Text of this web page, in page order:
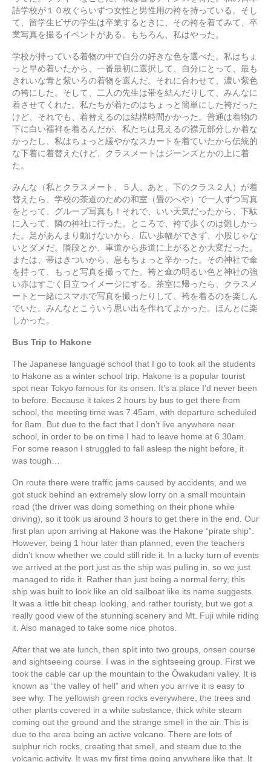
語学校が１０枚ぐらいずつ女性と男性用の袴を持っている。そし
て、留学生ビザの学生は卒業するときに、その袴を着てみて、卒
業写真を撮るイベントがある。もちろん、私はやった。
学校が持っている着物の中で自分の好きな色を選べた。私はちょ
っと早め着いたから、一番最初に選択して、自分にとって、最も
きれいな青と紫いろの着物を選んだ。それに合わせて、濃い紫色
の袴にした。そして、二人の先生は帯を結んだりして、みんなに
着させてくれた。私たちが着たのはちょっと簡単にした袴だった
けど、それでも、着替えるのは結構時間かかった。普通は着物の
下に白い襦袢を着るんだが、私たちは見えるの襟元部分しか着な
かったし、私はちょっと緩やかなスカートを着ていたから伝統的
な下着に着替えたけど、クラスメートはジーンズとかの上に着
た。
みんな（私とクラスメート、５人、あと、下のクラス２人）が着
替えたら、学校の茶道のための和室（畳のへや）で一人ずつ写真
をとって、グループ写真も！それで、いい天気だったから、下駄
に入って、隣の神社に行った。ところで、袴で歩くのは難しかっ
た。足があんまり動けないから、広い歩幅ができず、小股じゃな
いとダメだ。階段とか、車道から歩道に上がるとか大変だった。
または、帯はきついから、息もちょっと辛かった。その神社で傘
を持って、もっと写真を撮ってた。袴と傘の明るい色と神社の強
い赤はすごく目立つイメージにする。茶室に帰ったら、クラスメ
ートと一緒にスマホで写真を撮ったりして、袴を着るのを楽しん
でいた。みんなとこういう思い出を作れてよかった。ほんとに楽
しかった。
Bus Trip to Hakone
The Japanese language school that I go to took all the students
to Hakone as a winter school trip. Hakone is a popular tourist
spot near Tokyo famous for its onsen. It’s a place I’d never been
to before. Because it takes 2 hours by bus to get there from
school, the meeting time was 7.45am, with departure scheduled
for 8am. But due to the fact that I don’t live anywhere near
school, in order to be on time I had to leave home at 6.30am.
For some reason I struggled to fall asleep the night before, it
was tough…
On route there were traffic jams caused by accidents, and we
got stuck behind an extremely slow lorry on a small mountain
road (the driver was doing something on their phone while
driving), so it took us around 3 hours to get there in the end. Our
first plan upon arriving at Hakone was the Hakone “pirate ship”.
However, being 1 hour later than planned, even the teachers
didn’t know whether we could still ride it. In a lucky turn of events
we arrived at the port just as the ship was pulling in, so we just
managed to ride it. Rather than just being a normal ferry, this
ship was built to look like an old sailboat like its name suggests.
It was a little bit cheap looking, and rather touristy, but we got a
really good view of the stunning scenery and Mt. Fuji while riding
it. Also managed to take some nice photos.
After that we ate lunch, then split into two groups, onsen course
and sightseeing course. I was in the sightseeing group. First we
took the cable car up the mountain to the Ōwakudani valley. It is
known as “the valley of hell” and when you arrive it is easy to
see why. The yellowish green rocks everywhere, the trees and
other plants covered in a white substance, thick white steam
coming out the ground and the strange smell in the air. This is
due to the area being an active volcano. There are lots of
sulphur rich rocks, creating that smell, and steam due to the
volcanic activity. It was my first time going anywhere like that. It